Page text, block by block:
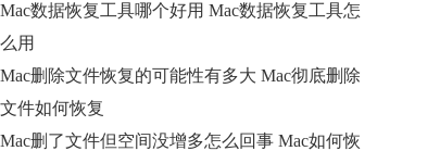
Mac数据恢复工具哪个好用 Mac数据恢复工具怎
么用
Mac删除文件恢复的可能性有多大 Mac彻底删除
文件如何恢复
Mac删了文件但空间没增多怎么回事 Mac如何恢